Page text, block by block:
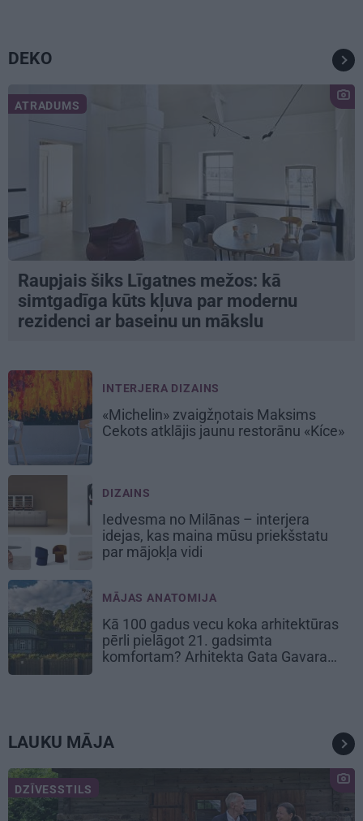
DEKO
ATRADUMS
Raupjais šiks Līgatnes mežos: kā
simtgadīga kūts kļuva par modernu
rezidenci ar baseinu un mākslu
INTERJERA DIZAINS
«Michelin» zvaigžņotais Maksims
Cekots atklājis jaunu restorānu «Kíce»
DIZAINS
Iedvesma no Milānas – interjera
idejas, kas maina mūsu priekšstatu
par mājokļa vidi
MĀJAS ANATOMIJA
Kā 100 gadus vecu koka arhitektūras
pērli pielāgot 21. gadsimta
komfortam? Arhitekta Gata Gavara
LAUKU MĀJA
DZĪVESSTILS